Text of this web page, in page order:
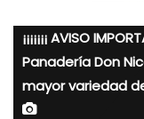
¡¡¡¡¡¡¡ AVISO
Panadería Don
mayor variedad